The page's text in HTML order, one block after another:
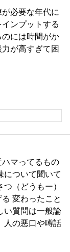
必要な年代に
ンプットする
には時間がか
が高すぎて困
マってるもの
について聞いて
（どうもー）
変わったこと
い質問は一般論
人の悪口や噂話